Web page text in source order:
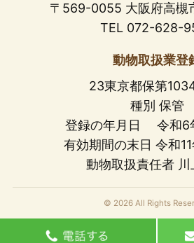
〒569-0055 大阪府高槻
TEL 072-628-
動物取扱業登
23東京都保第
種別 保管
登録の年月日 令和6
有効期間の末日 令和
動物取扱責任者 川
© 2026 All Rights